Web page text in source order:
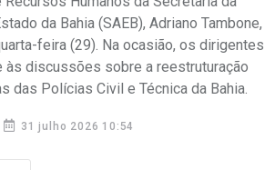
da Bahia (SAEB), Adriano Tambone,
feira (29). Na ocasião, os dirigentes
às discussões sobre a reestruturação
das Polícias Civil e Técnica da Bahia.
31 julho 2026 10:54